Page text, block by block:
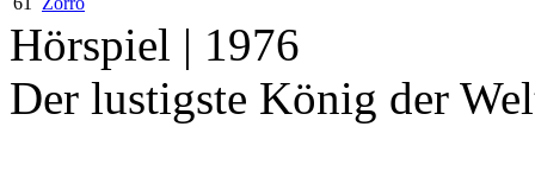
Hörspiel | 1976
Der lustigste König der